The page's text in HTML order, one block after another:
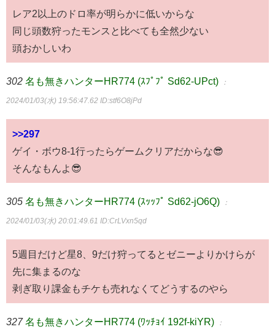
レア2以上のドロ率が明らかに低いからな
同じ頭数狩ったモンスと比べても全然少ない
頭おかしいわ
302 名も無きハンターHR774 (ｽﾌﾟﾌﾟ Sd62-UPct) ：
2024/01/03(水) 19:56:47.62 ID:stf6O8jPd
>>297
ゲイ・ボウ8-1行ったらゲームクリアだからな😎
そんなもんよ😎
305 名も無きハンターHR774 (ｽｯｯﾌﾟ Sd62-jO6Q) ：
2024/01/03(水) 20:01:49.61 ID:CrLVxn5qd
5週目だけど星8、9だけ狩ってるとゼニーよりかけらが
先に集まるのな
剥ぎ取り課金もチケも売れなくてどうするのやら
327 名も無きハンターHR774 (ﾜｯﾁｮｲ 192f-kiYR) ：